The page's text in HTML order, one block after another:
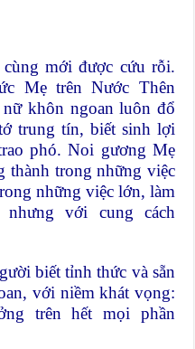
mới được cứu rỗi.
Mẹ trên Nước Thên
khôn ngoan luôn đổ
trung tín, biết sinh lợi
phó. Noi gương Mẹ
thành trong những việc
những việc lớn, làm
với cung cách
biết tỉnh thức và sẵn
với niềm khát vọng:
trên hết mọi phần